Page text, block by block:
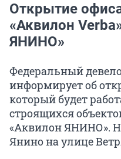
Открытие
«Аквилон
ЯНИНО»
Федеральный
информирует об
который будет
строящихся
«Аквилон ЯНИНО».
Янино на улице